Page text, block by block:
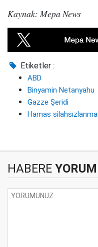
Kaynak: Mepa News
Etiketler :
ABD
Binyamin Netanyahu
Gazze Şeridi
Hamas silahsızlanma
HABERE